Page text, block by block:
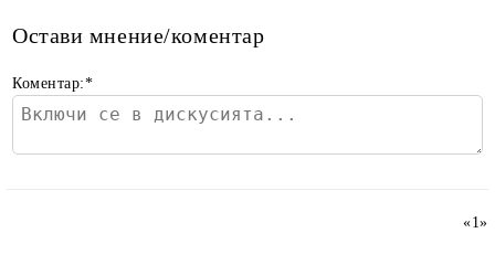
Остави мнение/коментар
Коментар:*
«1»